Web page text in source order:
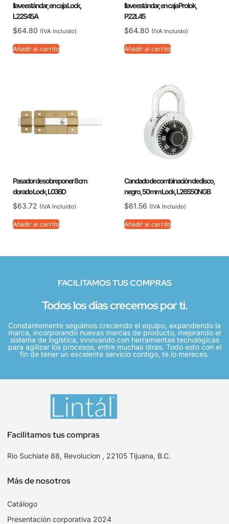
llave estándar, en caja Lock,
L22S45A
$64.80 (IVA Incluido)
Añadir al carrito
llave estándar, en caja Prolok,
P22L45
$64.80 (IVA Incluido)
Añadir al carrito
Pasador de sobreponer 8 cm
dorado Lock, L036D
$63.72 (IVA Incluido)
Añadir al carrito
Candado de combinación de disco,
negro, 50 mm Lock, L26S50NGB
$61.56 (IVA Incluido)
Añadir al carrito
FACILITAMOS TUS COMPRAS
Todos los días crecemos por ti.
Constantemente seguimos creciendo el equipo, expandiendo la
marca, incorporando nuevas marcas de producto, mejorando el
sistema de logística, innovando con herramientas tecnológicas
para agilizar los procesos, entre muchas otras. Todo esto con el
fin de tener un excelente servicio contigo, te lo mereces.
Facilitamos tus compras
Rio Suchiate 88, Revolucion , 22105 Tijuana, B.C.
Más de nosotros
Catálogo
Presentación corporativa 2024